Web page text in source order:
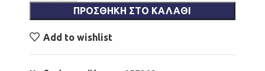
ΠΡΟΣΘΉΚΗ ΣΤΟ ΚΑΛΆΘΙ
Add to wishlist